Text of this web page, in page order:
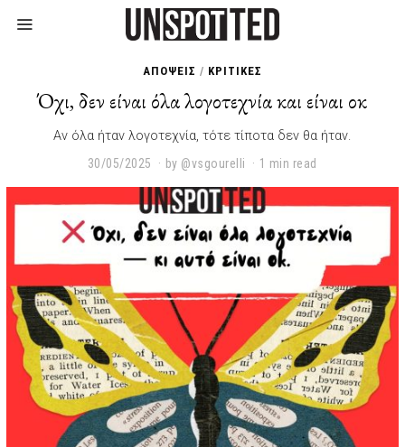
ΑΠΟΨΕΙΣ / ΚΡΙΤΙΚΕΣ
Όχι, δεν είναι όλα λογοτεχνία και είναι οκ
Αν όλα ήταν λογοτεχνία, τότε τίποτα δεν θα ήταν.
30/05/2025
0
6
2
2
by @vsgourelli 1 min read